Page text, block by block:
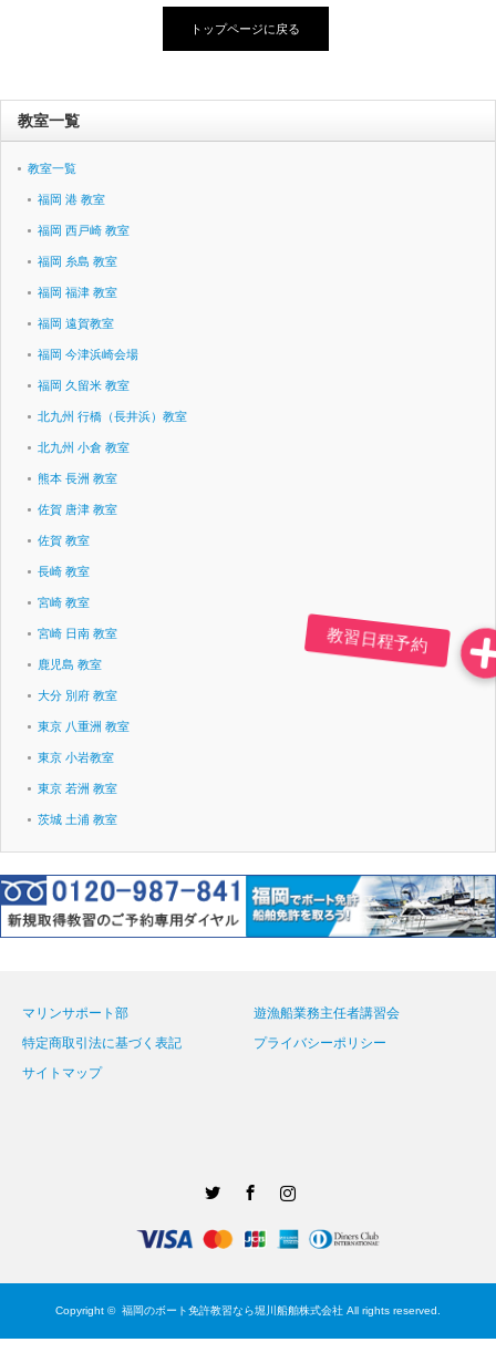
トップページに戻る
教室一覧
教室一覧
福岡 港 教室
福岡 西戸崎 教室
福岡 糸島 教室
福岡 福津 教室
福岡 遠賀教室
福岡 今津浜崎会場
福岡 久留米 教室
北九州 行橋（長井浜）教室
北九州 小倉 教室
熊本 長洲 教室
佐賀 唐津 教室
佐賀 教室
長崎 教室
宮崎 教室
宮崎 日南 教室
鹿児島 教室
大分 別府 教室
東京 八重洲 教室
東京 小岩教室
東京 若洲 教室
茨城 土浦 教室
マリンサポート部
遊漁船業務主任者講習会
特定商取引法に基づく表記
プライバシーポリシー
サイトマップ
Copyright © 福岡のボート免許教習なら堀川船舶株式会社 All rights reserved.